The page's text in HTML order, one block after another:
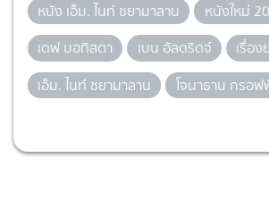
หนัง เอ็ม. ไนท์ ชยามาลาน
หนังใหม่
เดฟ บอทิสตา
เบน อัลดริดจ์
เรื่อ
เอ็ม. ไนท์ ชยามาลาน
โจนาธาน กรอฟ